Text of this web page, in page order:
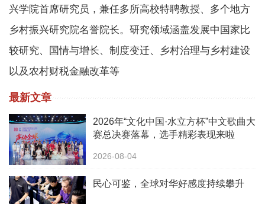
兴学院首席研究员，兼任多所高校特聘教授、多个地方
乡村振兴研究院名誉院长。研究领域涵盖发展中国家比
较研究、国情与增长、制度变迁、乡村治理与乡村建设
以及农村财税金融改革等
最新文章
2026年“文化中国·水立方杯”中文歌曲大
赛总决赛落幕，选手精彩表现来啦
2026-08-04
民心可鉴，全球对华好感度持续攀升